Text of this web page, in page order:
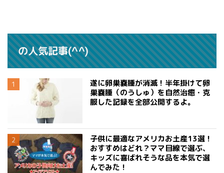
の人気記事(^^)
遂に卵巣嚢腫が消滅！半年掛けて卵
巣嚢腫（のうしゅ）を自然治癒・克
服した記録を全部公開するよ。
子供に最適なアメリカお土産13選！
おすすめはどれ？ママ目線で選ぶ、
キッズに喜ばれそうな品を本気で選
んでみた！